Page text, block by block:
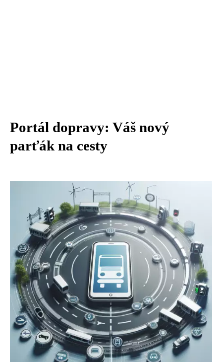
Portál dopravy: Váš nový
parťák na cesty